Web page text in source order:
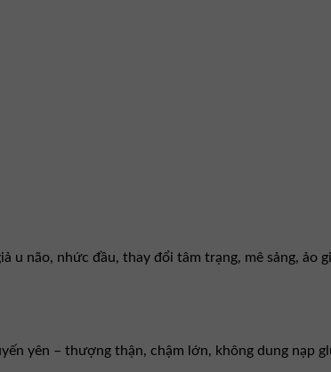
não, nhức đầu, thay đổi tâm trạng, mê sảng, ảo
yên – thượng thận, chậm lớn, không dung nạp